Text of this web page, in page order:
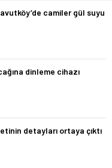
camiler gül suyu
dinleme cihazı
detayları ortaya çıktı